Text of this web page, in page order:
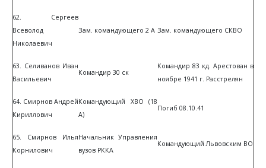
62. Сергеев
Всеволод
Николаевич
Зам. командующего 2 А Зам. командующего СКВО
63. Селиванов Иван
Васильевич
Командир 30 ск
Командир 83 кд. Арестован в
ноябре 1941 г. Расстрелян
64. Смирнов Андрей
Кириллович
Командующий ХВО (18
А)
Погиб 08.10.41
65. Смирнов Илья
Корнилович
Начальник Управления
вузов РККА
Командующий Львовским ВО